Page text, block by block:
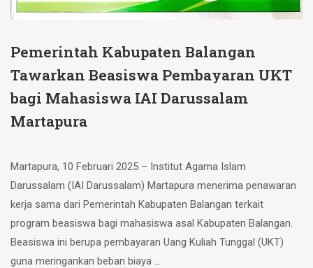
Pemerintah Kabupaten Balangan
Tawarkan Beasiswa Pembayaran UKT
bagi Mahasiswa IAI Darussalam
Martapura
Martapura, 10 Februari 2025 – Institut Agama Islam
Darussalam (IAI Darussalam) Martapura menerima penawaran
kerja sama dari Pemerintah Kabupaten Balangan terkait
program beasiswa bagi mahasiswa asal Kabupaten Balangan.
Beasiswa ini berupa pembayaran Uang Kuliah Tunggal (UKT)
guna meringankan beban biaya …